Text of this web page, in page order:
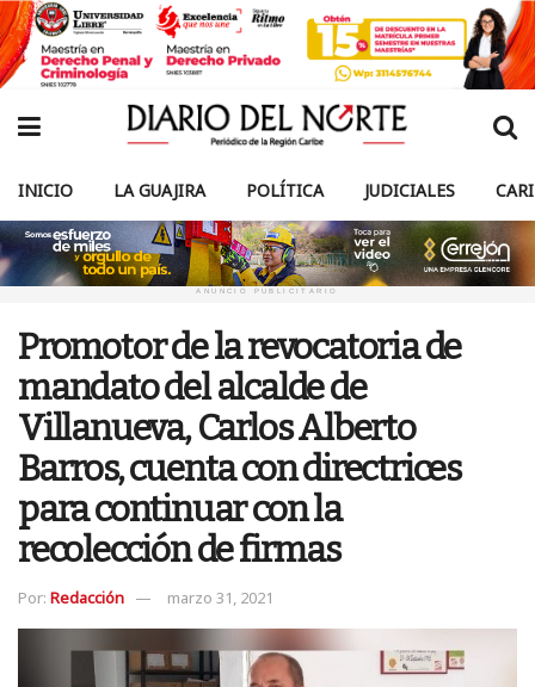
INICIO LA GUAJIRA POLÍTICA JUDICIALES
ANUNCIO PUBLICITARIO
Promotor de la revocatoria de
mandato del alcalde de
Villanueva, Carlos Alberto
Barros, cuenta con directrices
para continuar con la
recolección de firmas
Por: Redacción marzo 31, 2021